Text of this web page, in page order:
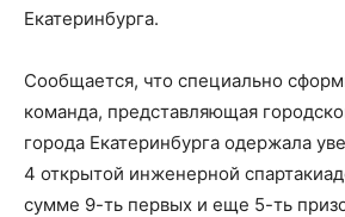
Екатеринбурга.
Сообщается, что специально
команда, представляющая
города Екатеринбурга одержала
4 открытой инженерной
сумме 9-ть первых и еще 5-ть